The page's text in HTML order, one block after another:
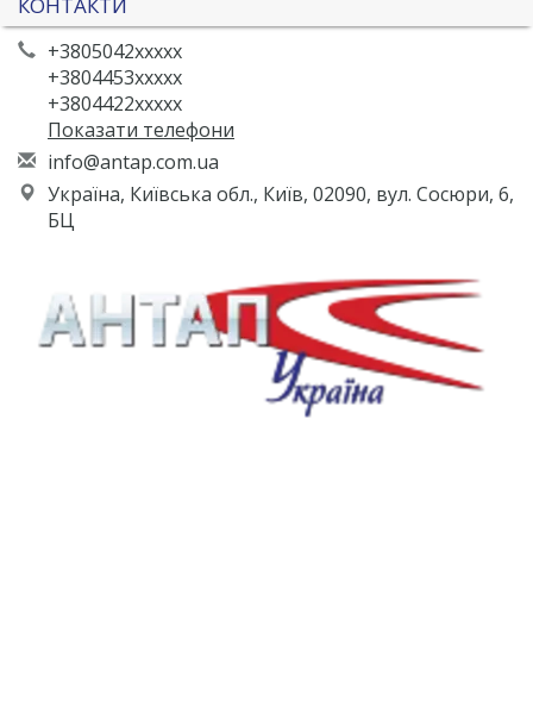
+3805042xxxxx
+3804453xxxxx
+3804422xxxxx
Показати телефони
info@antap.com.ua
Україна, Київська обл., Київ, 02090, вул. Сосюри, 6,
БЦ